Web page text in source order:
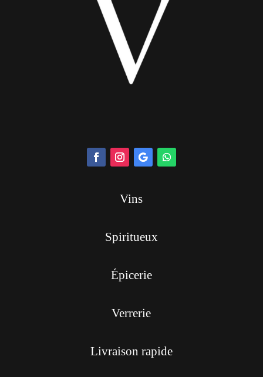
Vins
Spiritueux
Épicerie
Verrerie
Livraison rapide